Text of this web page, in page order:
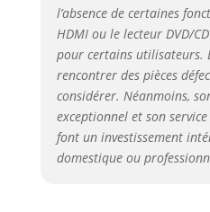
l’absence de certaines
HDMI ou le lecteur DVD/
pour certains utilisateurs.
rencontrer des pièces
considérer. Néanmoins,
exceptionnel et son
font un investissement
domestique ou